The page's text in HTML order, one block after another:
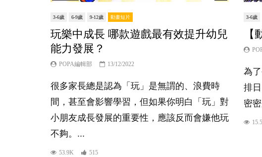
3-6歲 6-9歲 9-12歲 動畫短片
玩樂中成長 哪款遊戲最有效提升幼兒
能力發展？
POPA編輯部 13/12/2022
很多家長總是認為「玩」是無謂的、浪費時
間，甚至會影響學習，但如果你明白「玩」對
小朋友成長發展的重要性，應該反而會嫌他玩
不夠。...
53.9K 515
3-6歲
為
排
密